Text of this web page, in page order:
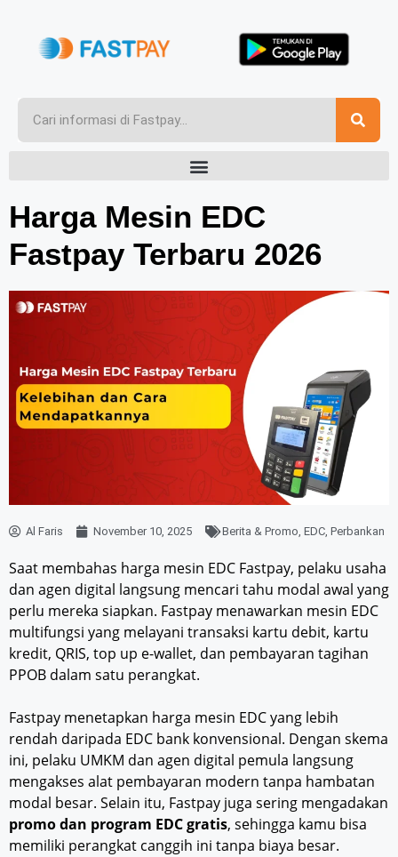
Harga Mesin EDC
Fastpay Terbaru 2026
Al Faris November 10, 2025 Berita & Promo, EDC, Perbankan
Saat membahas harga mesin EDC Fastpay, pelaku usaha
dan agen digital langsung mencari tahu modal awal yang
perlu mereka siapkan. Fastpay menawarkan mesin EDC
multifungsi yang melayani transaksi kartu debit, kartu
kredit, QRIS, top up e-wallet, dan pembayaran tagihan
PPOB dalam satu perangkat.
Fastpay menetapkan harga mesin EDC yang lebih
rendah daripada EDC bank konvensional. Dengan skema
ini, pelaku UMKM dan agen digital pemula langsung
mengakses alat pembayaran modern tanpa hambatan
modal besar. Selain itu, Fastpay juga sering mengadakan
promo dan program EDC gratis, sehingga kamu bisa
memiliki perangkat canggih ini tanpa biaya besar.